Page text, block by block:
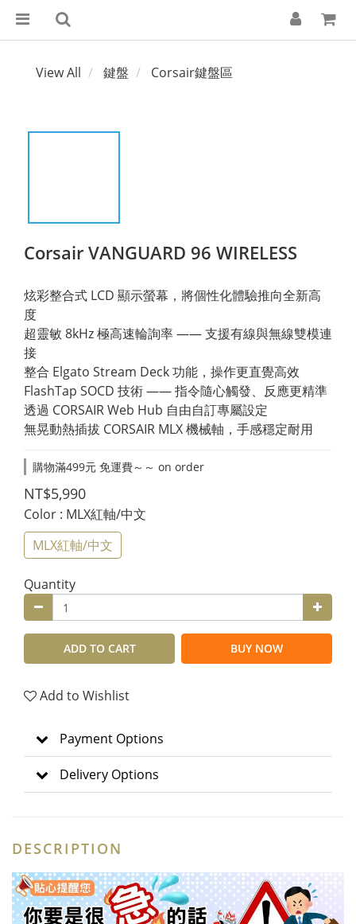
View All 鍵盤 Corsair鍵盤區
Corsair VANGUARD 96 WIRELESS
炫彩整合式 LCD 顯示螢幕，將個性化體驗推向全新高
度
超靈敏 8kHz 極高速輪詢率 —— 支援有線與無線雙模連
接
整合 Elgato Stream Deck 功能，操作更直覺高效
FlashTap SOCD 技術 —— 指令隨心觸發、反應更精準
透過 CORSAIR Web Hub 自由自訂專屬設定
無晃動熱插拔 CORSAIR MLX 機械軸，手感穩定耐用
購物滿499元 免運費～～ on order
NT$5,990
Color : MLX紅軸/中文
MLX紅軸/中文
Quantity
ADD TO CART BUY NOW
Add to Wishlist
Payment Options
Delivery Options
DESCRIPTION